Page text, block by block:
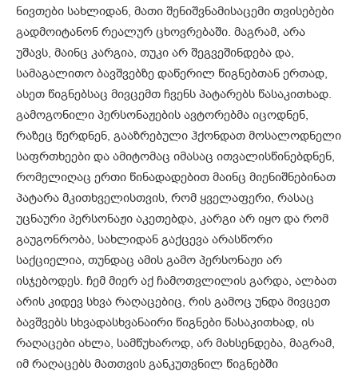
ნივთები სახლიდან, მათი შენიშვნამისაცემი თვისებები
გადმოიტანონ რეალურ ცხოვრებაში. მაგრამ, არა
უშავს, მაინც კარგია, თუკი არ შეგვეშინდება და,
სამაგალითო ბავშვებზე დაწერილ წიგნებთან ერთად,
ასეთ წიგნებსაც მივცემთ ჩვენს პატარებს წასაკითხად.
გამოგონილი პერსონაჟების ავტორებმა იცოდნენ,
რაზეც წერდნენ, გააზრებული ჰქონდათ მოსალოდნელი
საფრთხეები და ამიტომაც იმასაც ითვალისწინებდნენ,
რომელიღაც ერთი წინადადებით მაინც მიენიშნებინათ
პატარა მკითხველისთვის, რომ ყველაფერი, რასაც
უცნაური პერსონაჟი აკეთებდა, კარგი არ იყო და რომ
გაუგონრობა, სახლიდან გაქცევა არასწორი
საქციელია, თუნდაც ამის გამო პერსონაჟი არ
ისჯებოდეს. ჩემ მიერ აქ ჩამოთვლილის გარდა, ალბათ
არის კიდევ სხვა რაღაცებიც, რის გამოც უნდა მივცეთ
ბავშვებს სხვადასხვანაირი წიგნები წასაკითხად, ის
რაღაცები ახლა, სამწუხაროდ, არ მახსენდება, მაგრამ,
იმ რაღაცებს მათთვის განკუთვნილ წიგნებში